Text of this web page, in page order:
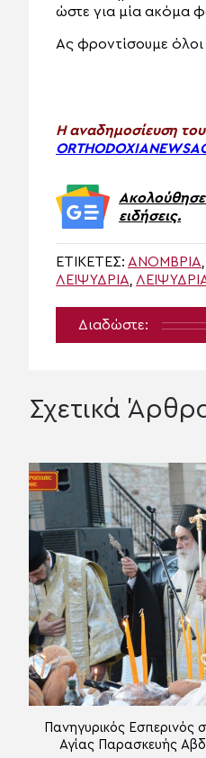
ώστε για μία ακόμα
Ας φροντίσουμε
H αναδημοσίευση
Ακολούθησε
ειδήσεις.
ΕΤΙΚΈΤΕΣ: ΑΝΟΜΒΡΊΑ,
ΛΕΙΨΥΔΡΊΑ,
Διαδώστε:
Σχετικά
Πανηγυρικός Εσπερινός
Αγίας Παρασκευής